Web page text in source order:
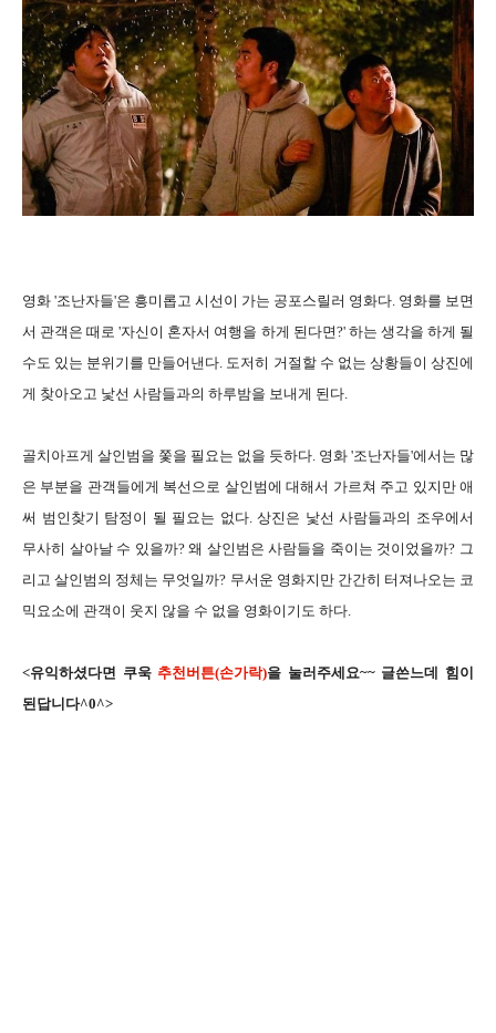
영화 '조난자들'은 흥미롭고 시선이 가는 공포스릴러 영화다. 영화를 보면
서 관객은 때로 '자신이 혼자서 여행을 하게 된다면?' 하는 생각을 하게 될
수도 있는 분위기를 만들어낸다. 도저히 거절할 수 없는 상황들이 상진에
게 찾아오고 낯선 사람들과의 하루밤을 보내게 된다.
골치아프게 살인범을 쫓을 필요는 없을 듯하다. 영화 '조난자들'에서는 많
은 부분을 관객들에게 복선으로 살인범에 대해서 가르쳐 주고 있지만 애
써 범인찾기 탐정이 될 필요는 없다. 상진은 낯선 사람들과의 조우에서
무사히 살아날 수 있을까? 왜 살인범은 사람들을 죽이는 것이었을까? 그
리고 살인범의 정체는 무엇일까? 무서운 영화지만 간간히 터져나오는 코
믹요소에 관객이 웃지 않을 수 없을 영화이기도 하다.
<유익하셨다면 쿠욱 추천버튼(손가락)을 눌러주세요~~ 글쓴느데 힘이
된답니다^0^>